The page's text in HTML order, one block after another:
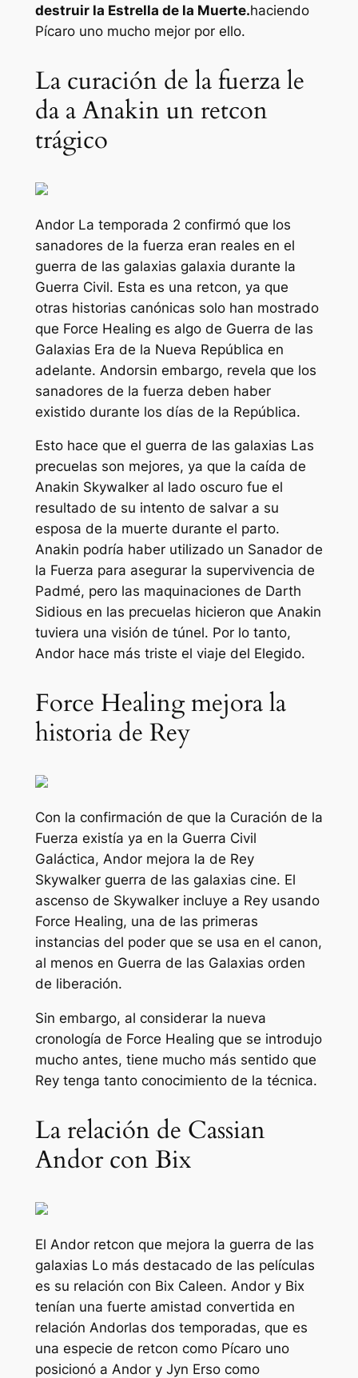
destruir la Estrella de la Muerte.haciendo
Pícaro unomucho mejor por ello.
La curación de la fuerza le
da a Anakin un retcon
trágico
AndorLa temporada 2 confirmó que los
sanadores de la fuerza eran reales en el
guerra de las galaxias galaxia durante la
Guerra Civil. Esta es una retcon, ya que
otras historias canónicas solo han mostrado
que Force Healing es algo de Guerra de las
Galaxias Era de la Nueva República en
adelante. Andorsin embargo, revela que los
sanadores de la fuerza deben haber
existido durante los días de la República.
Esto hace que el guerra de las galaxias Las
precuelas son mejores, ya que la caída de
Anakin Skywalker al lado oscuro fue el
resultado de su intento de salvar a su
esposa de la muerte durante el parto.
Anakin podría haber utilizado un Sanador de
la Fuerza para asegurar la supervivencia de
Padmé, pero las maquinaciones de Darth
Sidious en las precuelas hicieron que Anakin
tuviera una visión de túnel. Por lo tanto,
Andorhace más triste el viaje del Elegido.
Force Healing mejora la
historia de Rey
Con la confirmación de que la Curación de la
Fuerza existía ya en la Guerra Civil
Galáctica, Andormejora la de Rey
Skywalker guerra de las galaxias cine. El
ascenso de Skywalkerincluye a Rey usando
Force Healing, una de las primeras
instancias del poder que se usa en el canon,
al menos en Guerra de las Galaxias orden
de liberación.
Sin embargo, al considerar la nueva
cronología de Force Healing que se introdujo
mucho antes, tiene mucho más sentido que
Rey tenga tanto conocimiento de la técnica.
La relación de Cassian
Andor con Bix
El Andorretcon que mejora la guerra de las
galaxias Lo más destacado de las películas
es su relación con Bix Caleen. Andor y Bix
tenían una fuerte amistad convertida en
relación Andorlas dos temporadas, que es
una especie de retcon como Pícaro uno
posicionó a Andor y Jyn Erso como